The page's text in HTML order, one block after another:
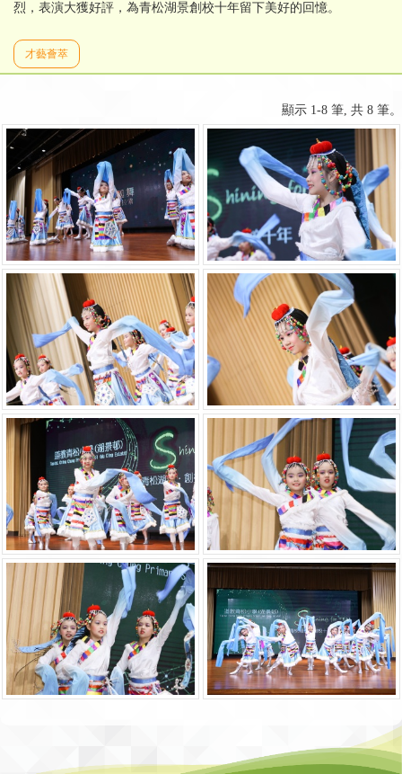
烈，表演大獲好評，為青松湖景創校十年留下美好的回憶。
才藝薈萃
顯示 1-8 筆, 共 8 筆。